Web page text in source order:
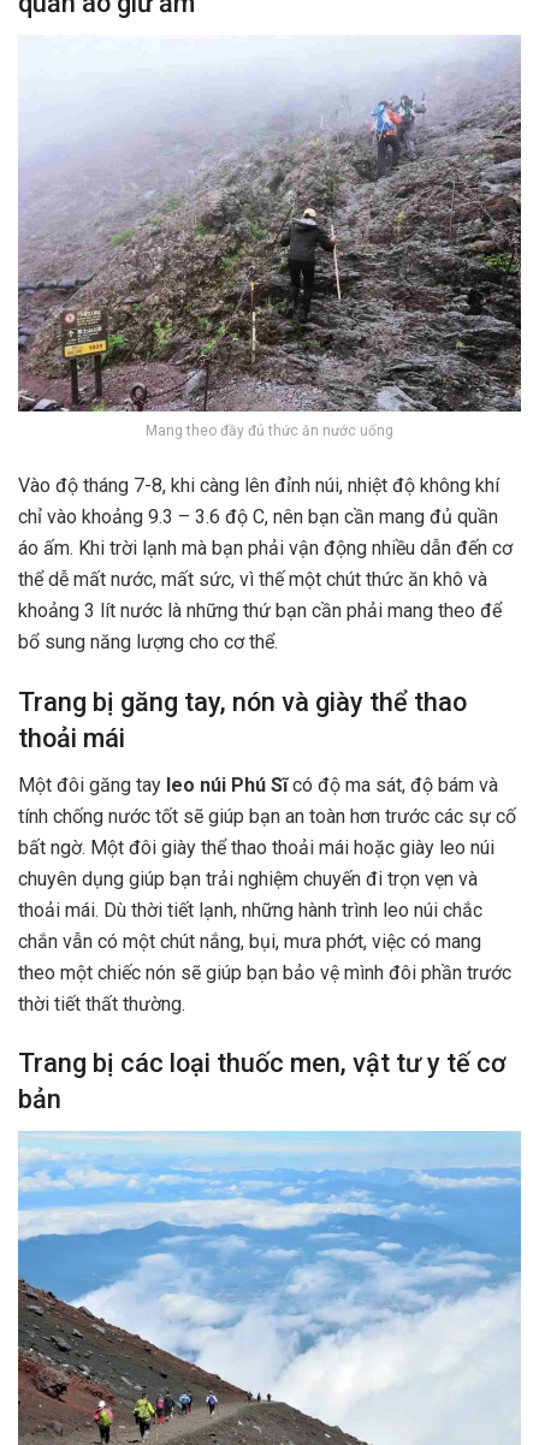
Mang theo đầy đủ thức ăn nước uống
Vào độ tháng 7-8, khi càng lên đỉnh núi, nhiệt độ không khí
chỉ vào khoảng 9.3 – 3.6 độ C, nên bạn cần mang đủ quần
áo ấm. Khi trời lạnh mà bạn phải vận động nhiều dẫn đến cơ
thể dễ mất nước, mất sức, vì thế một chút thức ăn khô và
khoảng 3 lít nước là những thứ bạn cần phải mang theo để
bổ sung năng lượng cho cơ thể.
Trang bị găng tay, nón và giày thể thao
thoải mái
Một đôi găng tay leo núi Phú Sĩcó độ ma sát, độ bám và
tính chống nước tốt sẽ giúp bạn an toàn hơn trước các sự cố
bất ngờ. Một đôi giày thể thao thoải mái hoặc giày leo núi
chuyên dụng giúp bạn trải nghiệm chuyến đi trọn vẹn và
thoải mái. Dù thời tiết lạnh, những hành trình leo núi chắc
chắn vẫn có một chút nắng, bụi, mưa phớt, việc có mang
theo một chiếc nón sẽ giúp bạn bảo vệ mình đôi phần trước
thời tiết thất thường.
Trang bị các loại thuốc men, vật tư y tế cơ
bản